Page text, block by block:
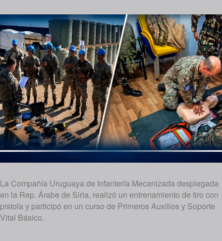
La Compañía Uruguaya de Infantería Mecanizada desplegada
en la Rep. Árabe de Siria, realizó un entrenamiento de tiro con
pistola y participó en un curso de Primeros Auxilios y Soporte
Vital Básico.